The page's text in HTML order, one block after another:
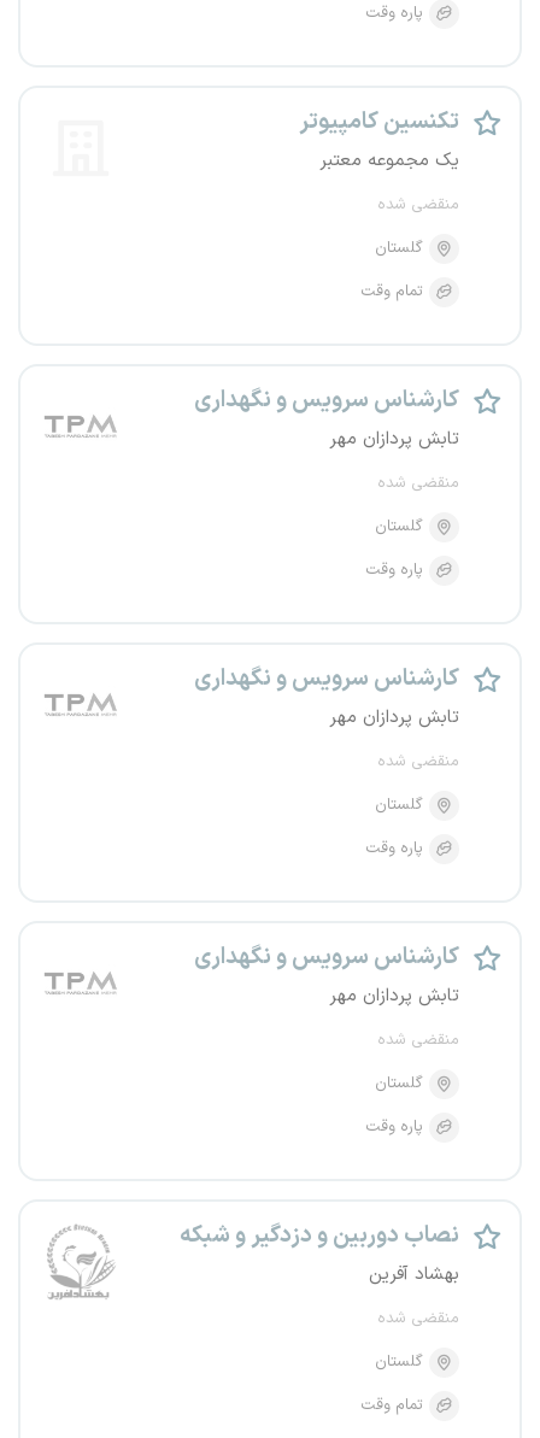
پاره وقت
تکنسین کامپیوتر
یک مجموعه معتبر
منقضی شده
گلستان
تمام وقت
کارشناس سرویس و نگهداری
تابش پردازان مهر
منقضی شده
گلستان
پاره وقت
کارشناس سرویس و نگهداری
تابش پردازان مهر
منقضی شده
گلستان
پاره وقت
کارشناس سرویس و نگهداری
تابش پردازان مهر
منقضی شده
گلستان
پاره وقت
نصاب دوربین و دزدگیر و شبکه
بهشاد آفرین
منقضی شده
گلستان
تمام وقت